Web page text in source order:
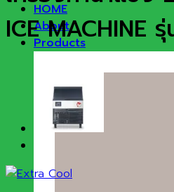
HOME
About
Products
ICE MACHINE